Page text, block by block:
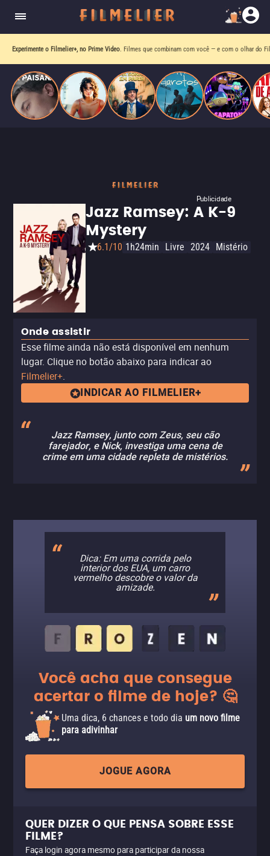
Experimente o Filmelier+, no Prime Video . Filmes que combinam com você — e com o olhar do
Publicidade
Jazz Ramsey: A K-9
Mystery
6.1/10 1h24min Livre 2024 Mistério
Onde assistir
Esse filme ainda não está disponível em nenhum
lugar. Clique no botão abaixo para indicar ao
Filmelier+.
INDICAR AO FILMELIER+
Jazz Ramsey, junto com Zeus, seu cão
farejador, e Nick, investiga uma cena de
crime em uma cidade repleta de mistérios.
Dica: Em uma corrida pelo
interior dos EUA, um carro
vermelho descobre o valor da
amizade.
Você acha que consegue
acertar o filme de hoje? 🤔
Uma dica, 6 chances e todo dia um novo filme
para adivinhar
JOGUE AGORA
QUER DIZER O QUE PENSA SOBRE ESSE
FILME?
Faça login agora mesmo para participar da nossa
quando se apaixona por um de seus alvos.